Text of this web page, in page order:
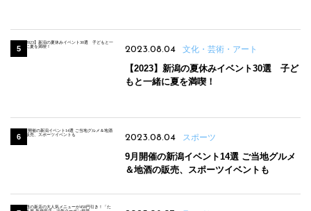
2023.08.04 文化・芸術・アート
【2023】新潟の夏休みイベント30選 子ど
もと一緒に夏を満喫！
2023.08.04 スポーツ
9月開催の新潟イベント14選 ご当地グルメ
＆地酒の販売、スポーツイベントも